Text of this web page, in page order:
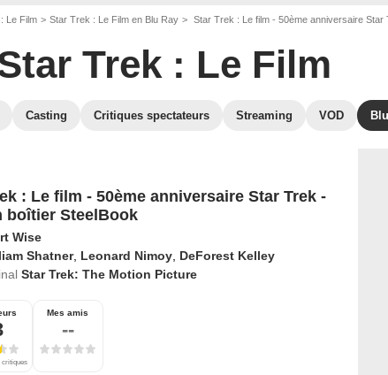
Le Film Star Trek : Le Film en Blu Ray Star Trek : Le film - 50ème anniversaire Star
Trek : Le Film
Casting Critiques spectateurs Streaming VOD
: Le film - 50ème anniversaire Star Trek -
boîtier SteelBook
Wise
Shatner, Leonard Nimoy, DeForest Kelley
Star Trek: The Motion Picture
critiques
Mes amis
--